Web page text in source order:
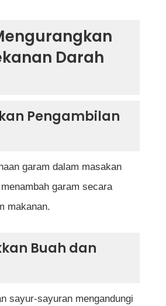
Darah
Pengambilan
garam dalam masakan
garam secara
makanan.
Buah dan
sayur-sayuran mengandungi